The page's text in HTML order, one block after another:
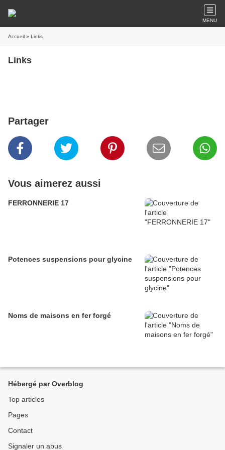
MENU
Accueil » Links
Links
Partager
Vous aimerez aussi
FERRONNERIE 17
Potences suspensions pour glycine
Noms de maisons en fer forgé
Hébergé par Overblog
Top articles
Pages
Contact
Signaler un abus